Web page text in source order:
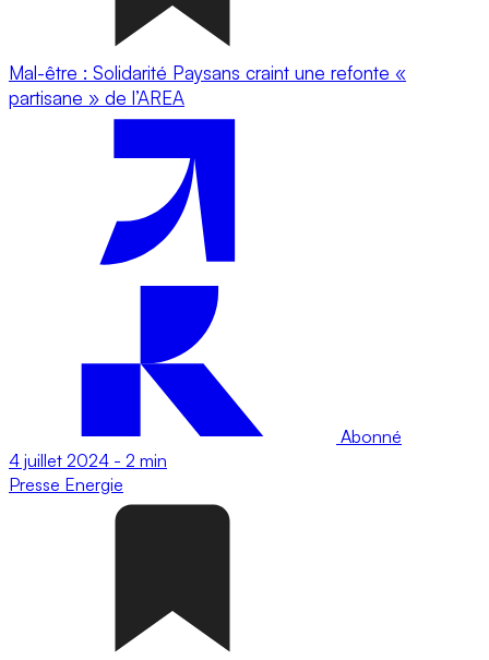
Mal-être : Solidarité Paysans craint une refonte «
partisane » de l’AREA
Abonné
4 juillet 2024 - 2 min
Presse Energie